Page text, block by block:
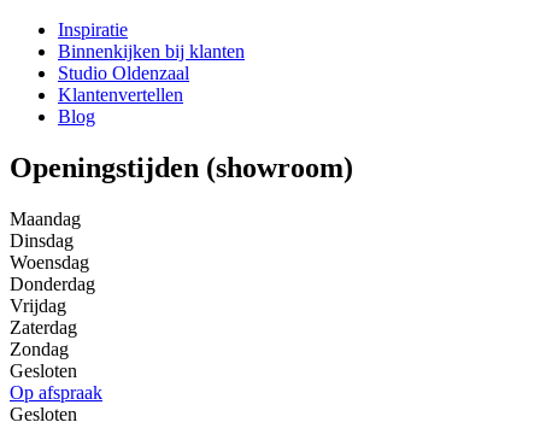
Inspiratie
Binnenkijken bij klanten
Studio Oldenzaal
Klantenvertellen
Blog
Openingstijden (showroom)
Maandag
Dinsdag
Woensdag
Donderdag
Vrijdag
Zaterdag
Zondag
Gesloten
Op afspraak
Gesloten